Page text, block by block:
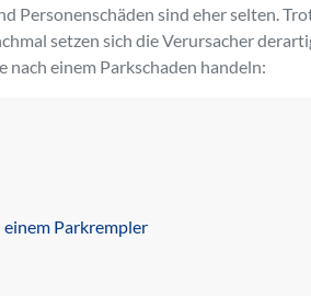
Personenschäden sind eher selten.
setzen sich die Verursacher
nach einem Parkschaden handeln:
Parkrempler